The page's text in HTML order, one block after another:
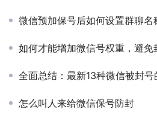
微信预加保号后如何设置群聊名
如何才能增加微信号权重，避免
全面总结：最新13种微信被封号
怎么叫人来给微信保号防封